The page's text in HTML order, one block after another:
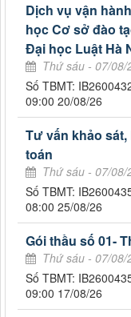
Dịch vụ vận
học Cơ sở đào
Đại học Luật Hà
Thứ sáu - 07/08/
Số TBMT:
09:00 20/08/26
Tư vấn khảo
toán
Thứ sáu - 07/08/
Số TBMT:
08:00 25/08/26
Gói thầu số 01-
Thứ sáu - 07/08/
Số TBMT:
09:00 17/08/26